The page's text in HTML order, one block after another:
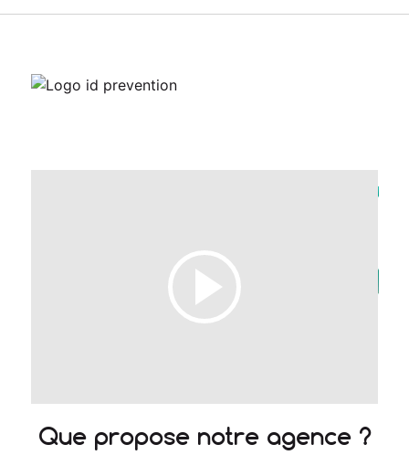
Que propose notre agence ?